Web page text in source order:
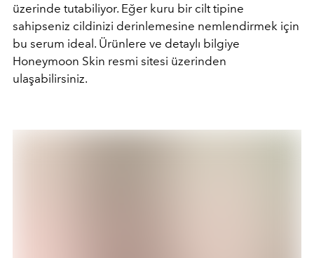
üzerinde tutabiliyor. Eğer kuru bir cilt tipine
sahipseniz cildinizi derinlemesine nemlendirmek için
bu serum ideal. Ürünlere ve detaylı bilgiye
Honeymoon Skin resmi sitesi üzerinden
ulaşabilirsiniz.